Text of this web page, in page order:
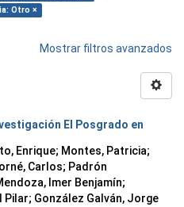
Otro ×
Mostrar filtros avanzados
El Posgrado en
Enrique; Montes, Patricia;
Carlos; Padrón
Imer Benjamín;
Pilar; González Galván, Jorge